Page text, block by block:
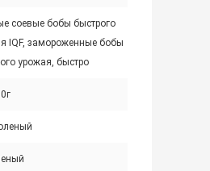
соевые бобы быстрого
IQF, замороженные бобы
урожая, быстро